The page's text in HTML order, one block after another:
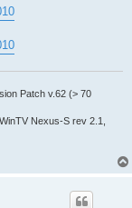
Patch v.62 (> 70
Nexus-S rev 2.1,